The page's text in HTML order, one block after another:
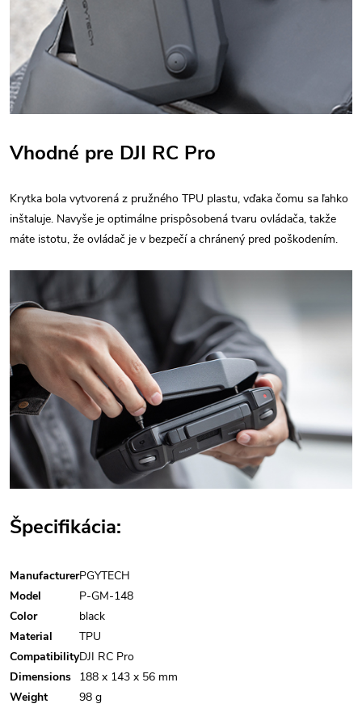
Vhodné pre DJI RC Pro
Krytka bola vytvorená z pružného TPU plastu, vďaka čomu sa ľahko
inštaluje. Navyše je optimálne prispôsobená tvaru ovládača, takže
máte istotu, že ovládač je v bezpečí a chránený pred poškodením.
Špecifikácia:
ManufacturerPGYTECH
Model
P-GM-148
Color
black
Material
TPU
CompatibilityDJI RC Pro
Dimensions 188 x 143 x 56 mm
Weight
98 g